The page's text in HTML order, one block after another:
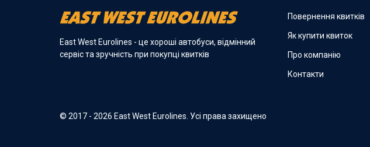
East West Eurolines - це хороші автобуси, відмінний
сервіс та зручність при покупці квитків
© 2017 - 2026 East West Eurolines. Усі права захищено
Повернення квитків
Як купити квиток
Про компанію
Контакти